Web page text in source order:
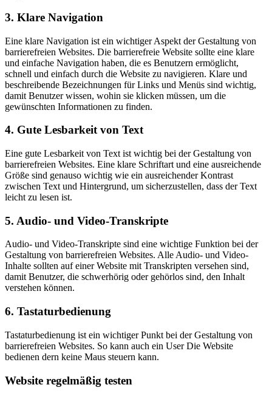
3. Klare Navigation
Eine klare Navigation ist ein wichtiger Aspekt der Gestaltung von
barrierefreien Websites. Die barrierefreie Website sollte eine klare
und einfache Navigation haben, die es Benutzern ermöglicht,
schnell und einfach durch die Website zu navigieren. Klare und
beschreibende Bezeichnungen für Links und Menüs sind wichtig,
damit Benutzer wissen, wohin sie klicken müssen, um die
gewünschten Informationen zu finden.
4. Gute Lesbarkeit von Text
Eine gute Lesbarkeit von Text ist wichtig bei der Gestaltung von
barrierefreien Websites. Eine klare Schriftart und eine ausreichende
Größe sind genauso wichtig wie ein ausreichender Kontrast
zwischen Text und Hintergrund, um sicherzustellen, dass der Text
leicht zu lesen ist.
5. Audio- und Video-Transkripte
Audio- und Video-Transkripte sind eine wichtige Funktion bei der
Gestaltung von barrierefreien Websites. Alle Audio- und Video-
Inhalte sollten auf einer Website mit Transkripten versehen sind,
damit Benutzer, die schwerhörig oder gehörlos sind, den Inhalt
verstehen können.
6. Tastaturbedienung
Tastaturbedienung ist ein wichtiger Punkt bei der Gestaltung von
barrierefreien Websites. So kann auch ein User Die Website
bedienen dern keine Maus steuern kann.
Website regelmäßig testen